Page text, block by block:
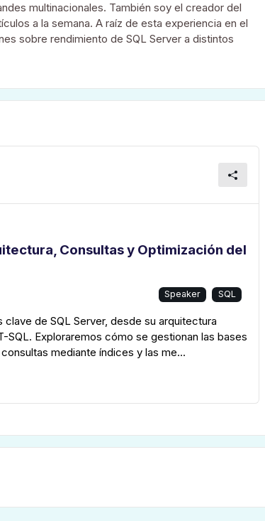
multinacionales. También soy el creador del
a la semana. A raíz de esta experiencia en el
sobre rendimiento de SQL Server a distintos
Consultas y Optimización del
Speaker SQL
de SQL Server, desde su arquitectura
Exploraremos cómo se gestionan las bases
mediante índices y las me...